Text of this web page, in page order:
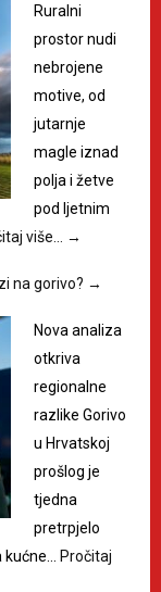
Ruralni
prostor nudi
nebrojene
motive, od
jutarnje
magle iznad
polja i žetve
pod ljetnim
više… →
na gorivo? →
Nova analiza
otkriva
regionalne
razlike Gorivo
u Hrvatskoj
prošlog je
tjedna
pretrpjelo
kućne… Pročitaj